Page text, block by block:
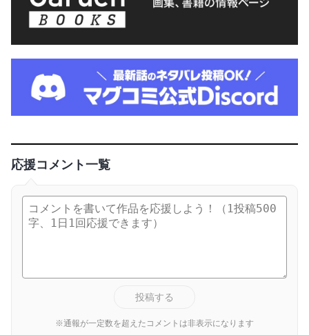
応援コメント一覧
投稿する
※通報が一定数を超えたコメントは非表示になります